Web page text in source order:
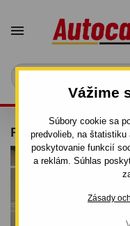
Vážime
Súbory cookie sa
predvolieb, na štatistiku
poskytovanie funkcií
a reklám. Súhlas
Zásady

PRÍVESNÝ VOZÍK